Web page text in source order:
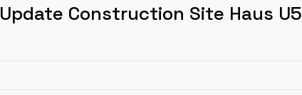
Update Construction Site Haus U5